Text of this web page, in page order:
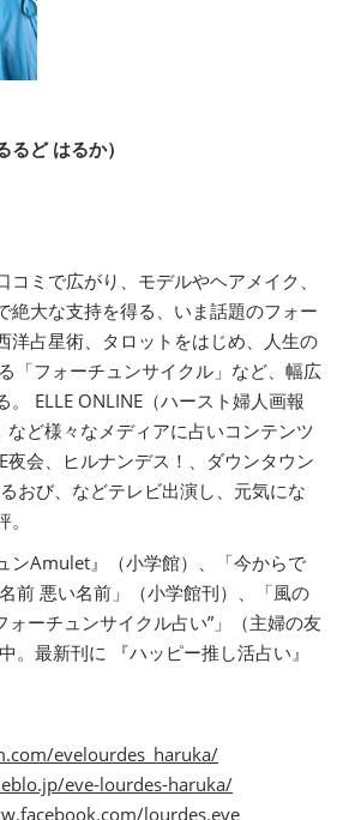
ど はるか）
ミで広がり、モデルやヘアメイク、
絶大な支持を得る、いま話題のフォー
洋占星術、タロットをはじめ、人生の
「フォーチュンサイクル」など、幅広
。 ELLE ONLINE（ハースト婦人画報
など様々なメディアに占いコンテンツ
夜会、ヒルナンデス！、ダウンタウン
おび、などテレビ出演し、元気にな
ンAmulet』（小学館）、「今からで
前 悪い名前」（小学館刊）、「風の
ォーチュンサイクル占い”」（主婦の友
。最新刊に 『ハッピー推し活占い』
evelourdes_haruka/
eve-lourdes-haruka/
lourdes.eve